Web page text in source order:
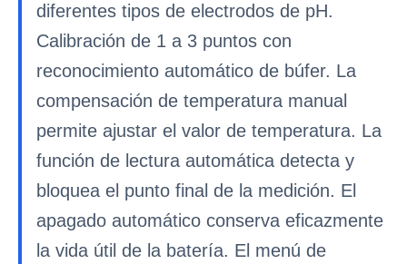
diferentes tipos de electrodos de pH.
Calibración de 1 a 3 puntos con
reconocimiento automático de búfer. La
compensación de temperatura manual
permite ajustar el valor de temperatura. La
función de lectura automática detecta y
bloquea el punto final de la medición. El
apagado automático conserva eficazmente
la vida útil de la batería. El menú de